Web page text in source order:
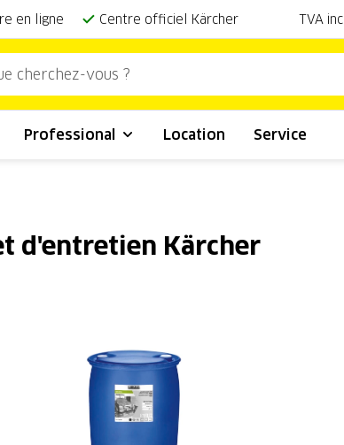
en ligne Centre officiel Kärcher
Professional Location Service
TVA incl.
d'entretien Kärcher